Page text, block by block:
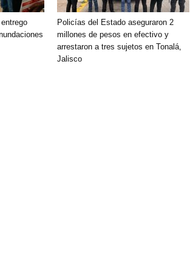
Policías del Estado aseguraron 2
millones de pesos en efectivo y
arrestaron a tres sujetos en Tonalá,
Jalisco